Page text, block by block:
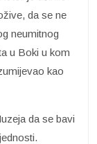
da se ne
neumitnog
u Boki u kom
kao
da se bavi